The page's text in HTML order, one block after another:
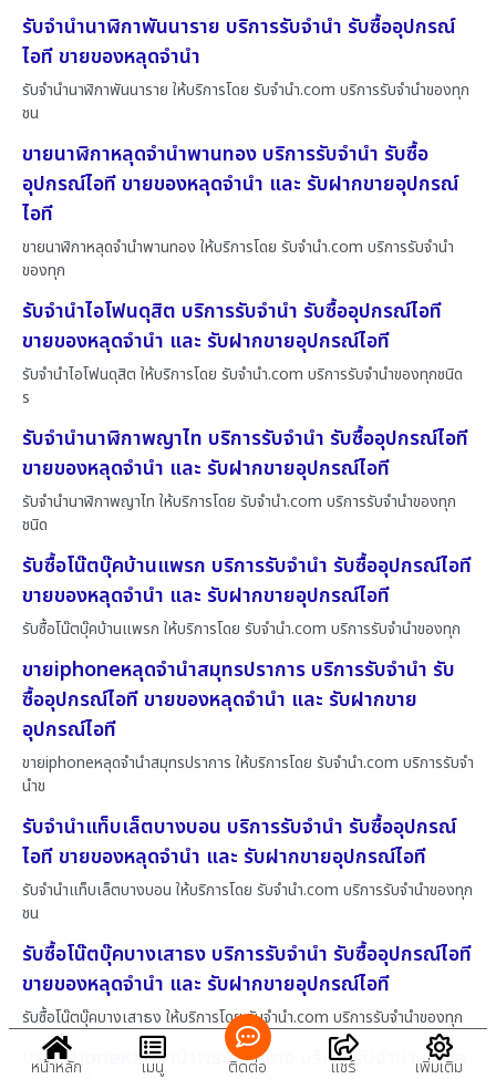
รับจำนำนาฬิกาพันนาราย บริการรับจำนำ รับซื้ออุปกรณ์
ไอที ขายของหลุดจำนำ
รับจำนำนาฬิกาพันนาราย ให้บริการโดย รับจํานํา.com บริการรับจำนำของทุก
ชน
ขายนาฬิกาหลุดจำนำพานทอง บริการรับจำนำ รับซื้อ
อุปกรณ์ไอที ขายของหลุดจำนำ และ รับฝากขายอุปกรณ์
ไอที
ขายนาฬิกาหลุดจำนำพานทอง ให้บริการโดย รับจํานํา.com บริการรับจำนำ
ของทุก
รับจำนำไอโฟนดุสิต บริการรับจำนำ รับซื้ออุปกรณ์ไอที
ขายของหลุดจำนำ และ รับฝากขายอุปกรณ์ไอที
รับจำนำไอโฟนดุสิต ให้บริการโดย รับจํานํา.com บริการรับจำนำของทุกชนิด
ร
รับจำนำนาฬิกาพญาไท บริการรับจำนำ รับซื้ออุปกรณ์ไอที
ขายของหลุดจำนำ และ รับฝากขายอุปกรณ์ไอที
รับจำนำนาฬิกาพญาไท ให้บริการโดย รับจํานํา.com บริการรับจำนำของทุก
ชนิด
รับซื้อโน๊ตบุ๊คบ้านแพรก บริการรับจำนำ รับซื้ออุปกรณ์ไอที
ขายของหลุดจำนำ และ รับฝากขายอุปกรณ์ไอที
รับซื้อโน๊ตบุ๊คบ้านแพรก ให้บริการโดย รับจํานํา.com บริการรับจำนำของทุก
ขายiphoneหลุดจำนำสมุทรปราการ บริการรับจำนำ รับ
ซื้ออุปกรณ์ไอที ขายของหลุดจำนำ และ รับฝากขาย
อุปกรณ์ไอที
ขายiphoneหลุดจำนำสมุทรปราการ ให้บริการโดย รับจํานํา.com บริการรับจำ
นำข
รับจำนำแท็บเล็ตบางบอน บริการรับจำนำ รับซื้ออุปกรณ์
ไอที ขายของหลุดจำนำ และ รับฝากขายอุปกรณ์ไอที
รับจำนำแท็บเล็ตบางบอน ให้บริการโดย รับจํานํา.com บริการรับจำนำของทุก
ชน
รับซื้อโน๊ตบุ๊คบางเสาธง บริการรับจำนำ รับซื้ออุปกรณ์ไอที
ขายของหลุดจำนำ และ รับฝากขายอุปกรณ์ไอที
รับซื้อโน๊ตบุ๊คบางเสาธง ให้บริการโดย รับจํานํา.com บริการรับจำนำของทุก
ขายiphoneหลุดจำนำพระประแดง บริการรับจำนำ รับซื้อ
หน้าหลัก เมนู ติดต่อ แชร์ เพิ่มเติม